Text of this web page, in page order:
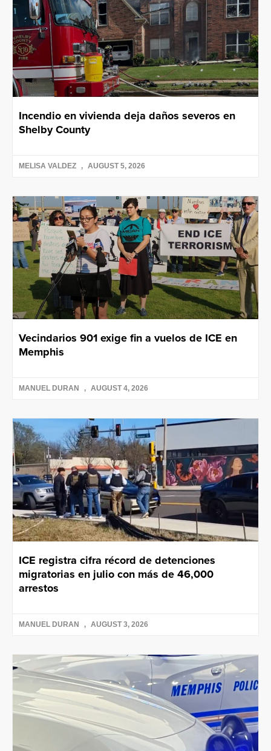
Incendio en vivienda deja daños severos en
Shelby County
MELISA VALDEZ AUGUST 5, 2026
Vecindarios 901 exige fin a vuelos de ICE en
Memphis
MANUEL DURAN AUGUST 4, 2026
ICE registra cifra récord de detenciones
migratorias en julio con más de 46,000
arrestos
MANUEL DURAN AUGUST 3, 2026